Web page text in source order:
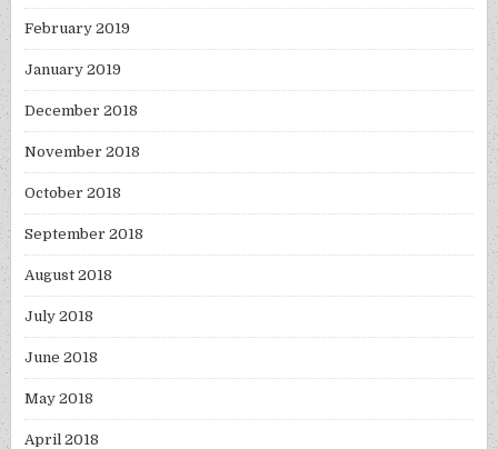
February 2019
January 2019
December 2018
November 2018
October 2018
September 2018
August 2018
July 2018
June 2018
May 2018
April 2018